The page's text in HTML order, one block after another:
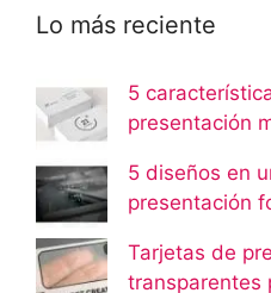
Lo más reciente
5
presentación
5 diseños en
presentación
Tarjetas de
transparentes